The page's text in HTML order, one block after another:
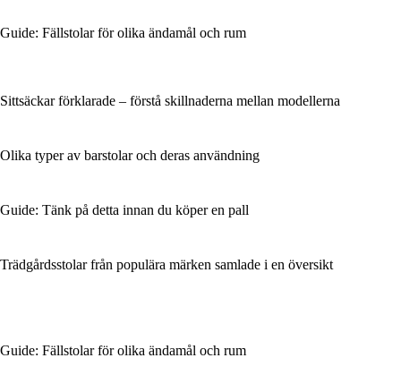
Guide: Fällstolar för olika ändamål och rum
Sittsäckar förklarade – förstå skillnaderna mellan modellerna
Olika typer av barstolar och deras användning
Guide: Tänk på detta innan du köper en pall
Trädgårdsstolar från populära märken samlade i en översikt
Guide: Fällstolar för olika ändamål och rum